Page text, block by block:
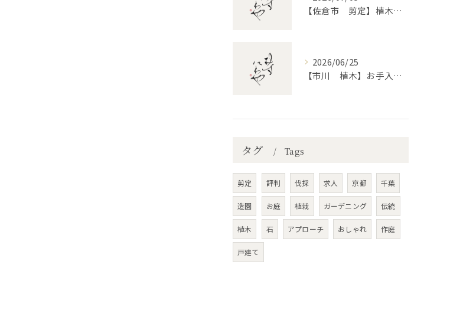
【佐倉市 剪定】植木・庭木の剪定、プロに頼むとどう違うのか。
2026/06/25
【市川 植木】お手入れ【和モダンというお庭を考える】
タグ Tags
剪定 評判 伐採 求人 京都 千葉
造園 お庭 植栽 ガーデニング 伝統
植木 石 アプローチ おしゃれ 作庭
戸建て